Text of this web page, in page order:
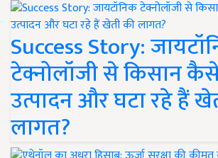
Success Story:
टेक्नोलॉजी से किसान
उत्पादन और घटा रहे हैं
लागत?